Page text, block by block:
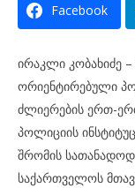
Facebook
ირაკლი კობახიძე
ორიენტირებული
ძლიერების ერთ-
პოლიციის
შრომის
საქართველოს